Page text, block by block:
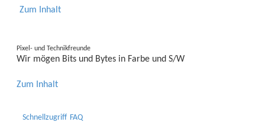
Zum Inhalt
Pixel- und Technikfreunde
Wir mögen Bits und Bytes in Farbe und S/W
Zum Inhalt
Schnellzugriff FAQ